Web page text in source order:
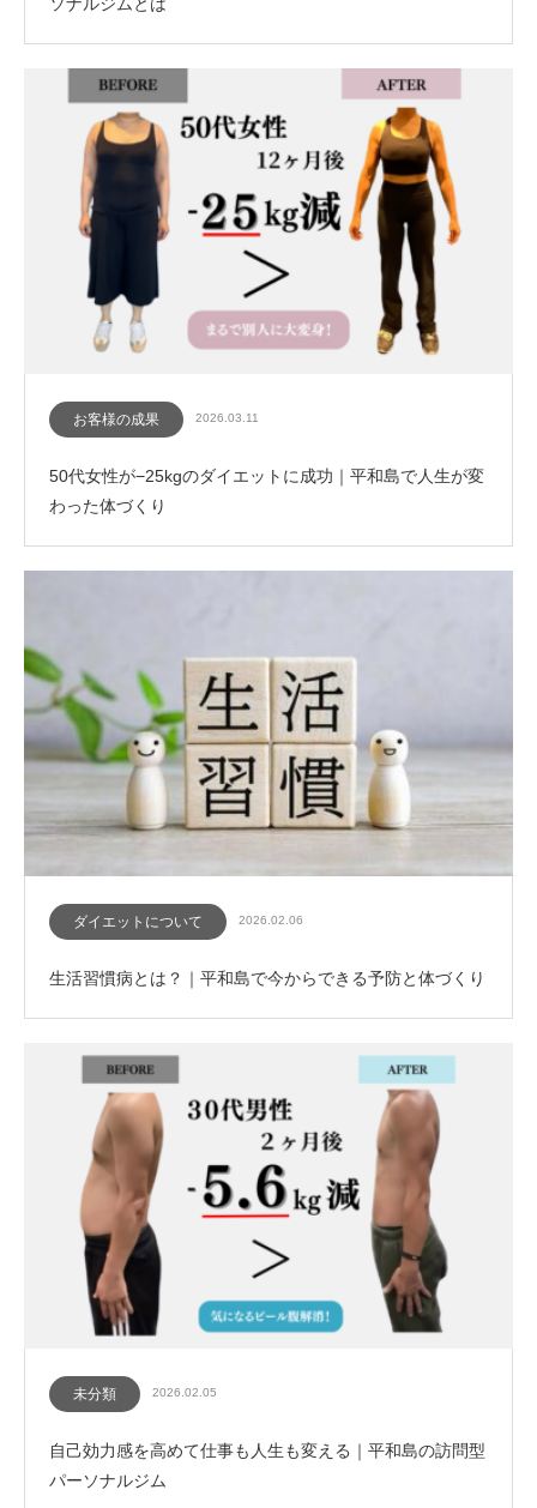
お客様の成果 2026.03.11
50代女性が−25kgのダイエットに成功｜平和島で人生が変
わった体づくり
ダイエットについて 2026.02.06
生活習慣病とは？｜平和島で今からできる予防と体づくり
未分類 2026.02.05
自己効力感を高めて仕事も人生も変える｜平和島の訪問型
パーソナルジム